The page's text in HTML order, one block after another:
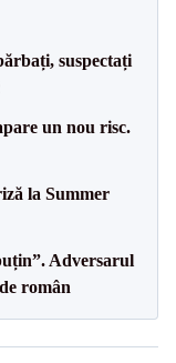
suspectați
un nou risc.
la Summer
Adversarul
român